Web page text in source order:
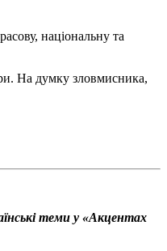
національну та
На думку зловмисника,
теми у «Акцентах